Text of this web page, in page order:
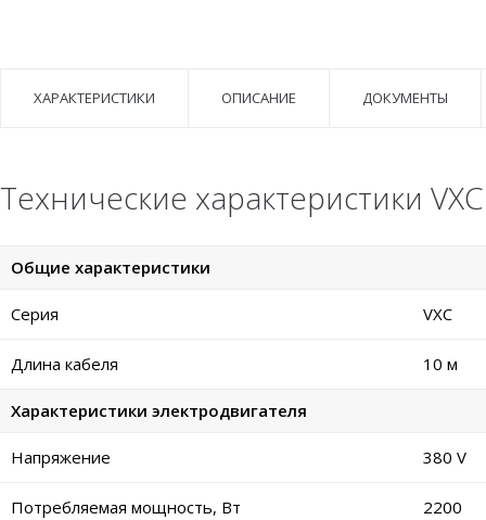
ХАРАКТЕРИСТИКИ ОПИСАНИЕ ДОКУМЕНТЫ
Технические характеристики
Общие характеристики
Серия VXC
Длина кабеля 10 м
Характеристики электродвигателя
Напряжение 380 V
Потребляемая мощность, Вт 2200